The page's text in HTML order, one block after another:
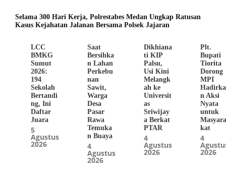
Selama 300 Hari Kerja, Polrestabes Medan Ungkap Ratusan
Kasus Kejahatan Jalanan Bersama Polsek Jajaran
LCC
BMKG
Sumut
2026:
194
Sekolah
Bertandi
ng, Ini
Daftar
Juara
5
Agustus
2026
Saat
Bersihka
n Lahan
Perkebu
nan
Sawit,
Warga
Desa
Pasar
Rawa
Temuka
n Buaya
4
Agustus
2026
Dikhiana
ti KIP
Palsu,
Usi Kini
Melangk
ah ke
Universit
as
Sriwijay
a Berkat
PTAR
4
Agustus
2026
Plt.
Bupati
Tiorita
Dorong
MPI
Hadirka
n Aksi
Nyata
untuk
kat
4
2026